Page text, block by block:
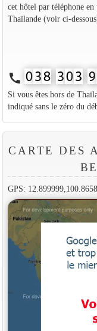
cet hôtel par téléphone
Thaïlande (voir ci-
call
Si vous êtes hors de
indiqué sans le zéro du
CARTE DES
GPS: